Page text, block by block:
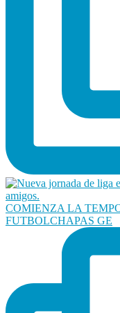
COMIENZA LA
FUTBOLCHAPAS GE